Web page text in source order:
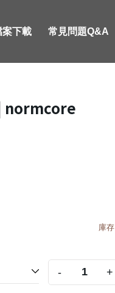
案下載 常見問題Q&A
normcore
庫存
- +